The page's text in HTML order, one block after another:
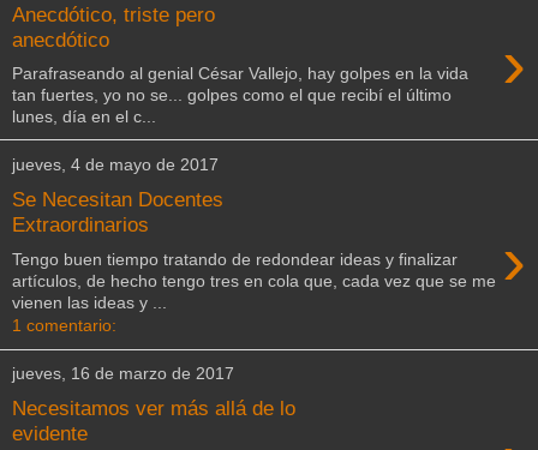
Anecdótico, triste pero
anecdótico
›
Parafraseando al genial César Vallejo, hay golpes en la vida
tan fuertes, yo no se... golpes como el que recibí el último
lunes, día en el c...
jueves, 4 de mayo de 2017
Se Necesitan Docentes
Extraordinarios
›
Tengo buen tiempo tratando de redondear ideas y finalizar
artículos, de hecho tengo tres en cola que, cada vez que se me
vienen las ideas y ...
1 comentario:
jueves, 16 de marzo de 2017
Necesitamos ver más allá de lo
evidente